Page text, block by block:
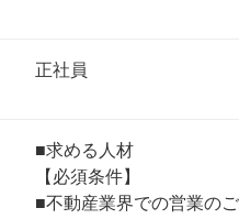
正社員
■求める人材
【必須条件】
■不動産業界での営業の